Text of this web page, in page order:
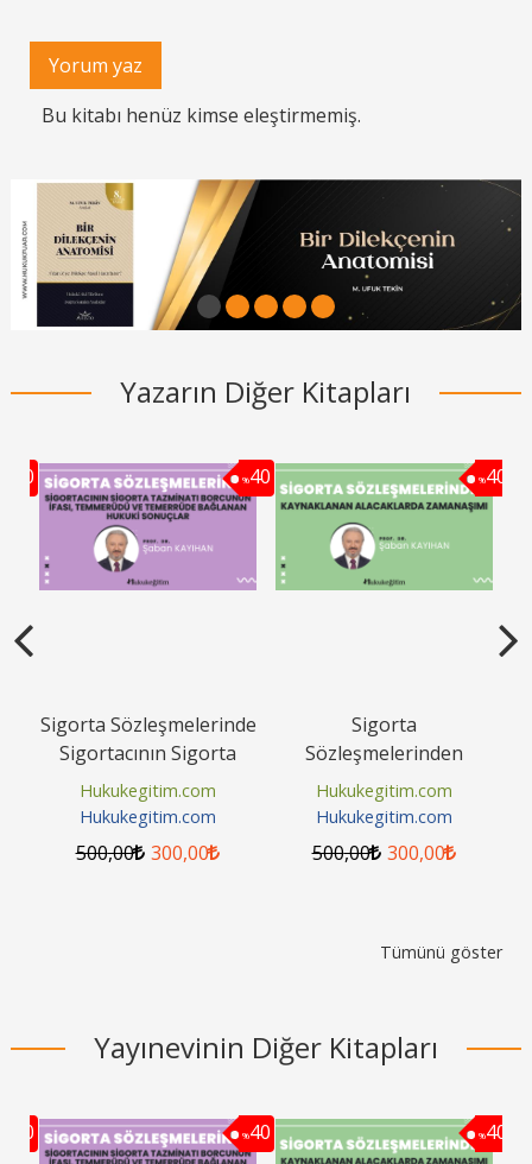
Yorum yaz
Bu kitabı henüz kimse eleştirmemiş.
1 2 3 4 5
Yazarın Diğer Kitapları
40 %40
Sigorta Sözleşmelerinde
Sigortacının Sigorta
Tazminatı Borcunun
İfası,...
Hukukegitim.com
Hukukegitim.com
500,00 300,00
%40
Sigorta
Sözleşmelerinden
Kaynaklanan
Alacaklarda Zamanaşımı
Video Eğitimi
Hukukegitim.com
Hukukegitim.com
500,00 300,00
Tümünü göster
Yayınevinin Diğer Kitapları
40 %40 %40